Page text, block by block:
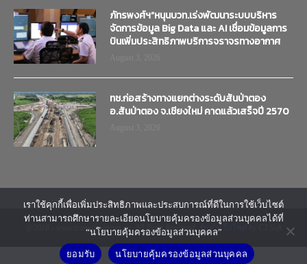
ภัทรพงศ์ฯ”หนุนบวท.เร่งพัฒนาระบบบริหาร
จัดการข้อมูล Big Data และ AI เชื่อมข้อมูลการ
บินเพิ่มประสิทธิภาพบริการจราจรทางอากาศ
ทช.ก่อสร้างทางแยกต่างระดับสันป่าตอง
อ.สันป่าตอง จ.เชียงใหม่ คาดแล้วเสร็จปี 2570
@2018 - www.transtimenews.co. All Right Reserved. รับทำเว็บไซต์
เราใช้คุกกี้เพื่อเพิ่มประสิทธิภาพและประสบการณ์ที่ดีในการใช้เว็บไซต์
ท่านสามารถศึกษารายละเอียดนโยบายคุ้มครองข้อมูลส่วนบุคคลได้ที่
“นโยบายคุ้มครองข้อมูลส่วนบุคคล”
ยอมรับ นโยบายคุ้มครองข้อมูลส่วนบุคคล